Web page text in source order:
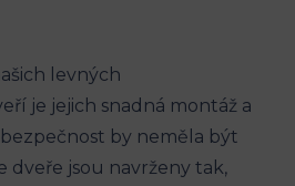
levných
je jejich snadná montáž a
by neměla být
dveře jsou navrženy tak,